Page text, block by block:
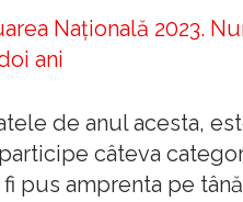
Națională 2023.
ani
de anul acesta,
câteva
pus amprenta pe